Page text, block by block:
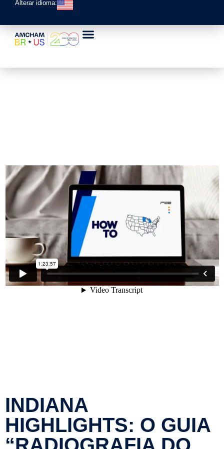
Alterar idioma:
INDIANA
HIGHLIGHTS: O GUIA